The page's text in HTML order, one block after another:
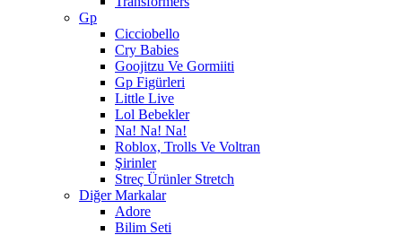
Gp
Cicciobello
Cry Babies
Goojitzu Ve Gormiiti
Gp Figürleri
Little Live
Lol Bebekler
Na! Na! Na!
Roblox, Trolls Ve Voltran
Şirinler
Streç Ürünler Stretch
Diğer Markalar
Adore
Bilim Seti